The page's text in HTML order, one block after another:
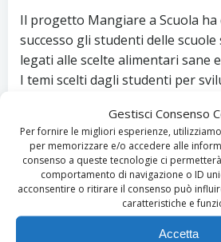
Gestisci Consenso
Per fornire le migliori esperienze,
per memorizzare e/o accedere alle
consenso a queste tecnologie ci
comportamento di navigazione o ID
acconsentire o ritirare il consenso può
caratteristiche e
Accetta
Il progetto Mangiare a Scuola
successo gli studenti delle
legati alle scelte alimentari sane
I temi scelti dagli studenti per
– Alimentazione e Sport
– Le diete vegane e vegetariane
– Cibo e intercultura
– i disturbi alimentari
– Scelte alimentari sostenibili
Cliccando sull’immagine è